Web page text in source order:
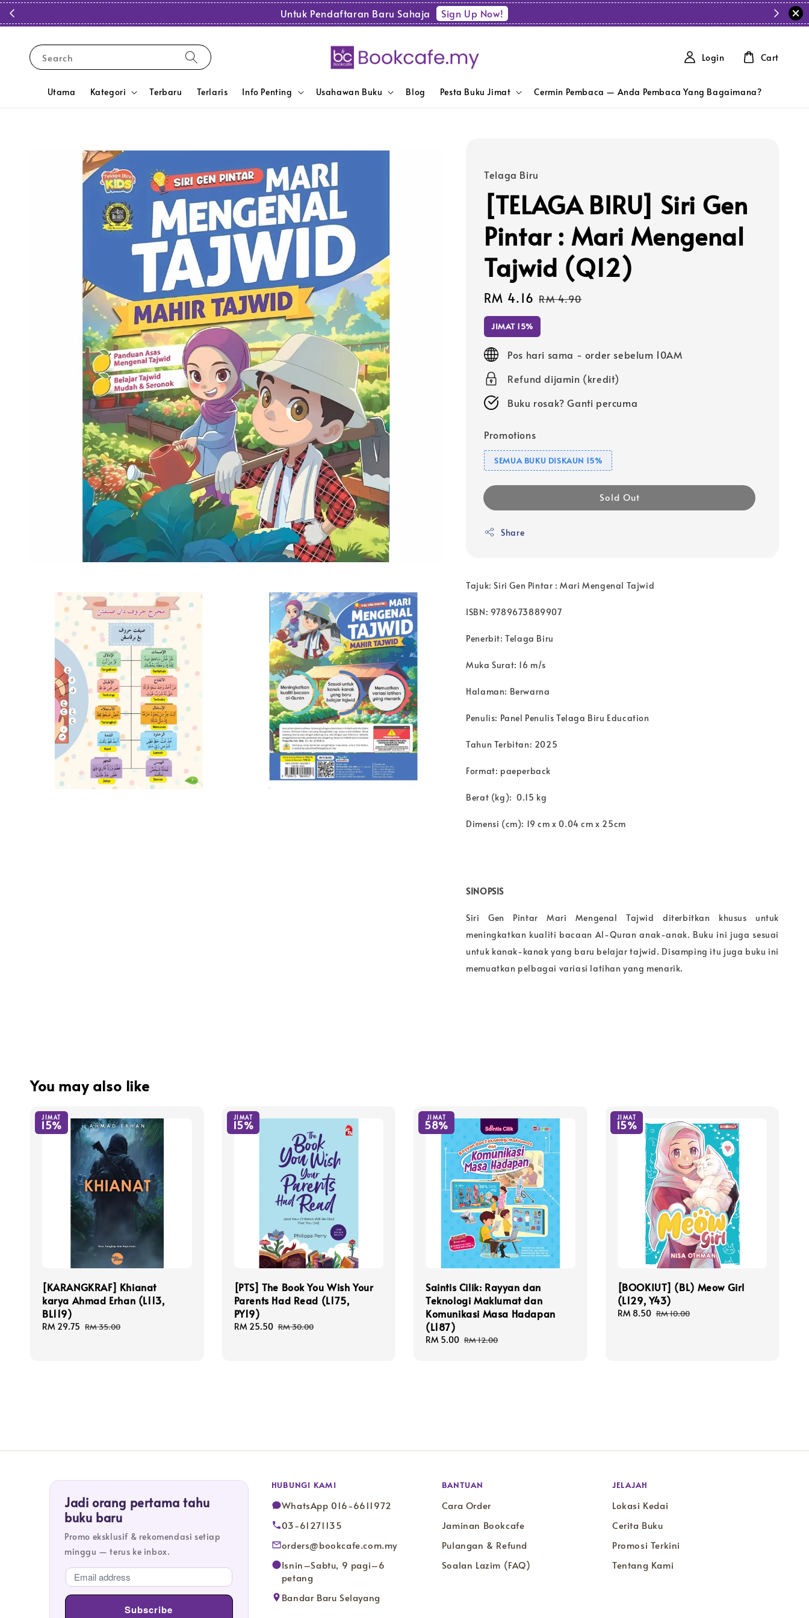
Untuk Pendaftaran Baru Sahaja Sign Up Now!
Search
Utama Kategori Terbaru Terlaris Info Penting Usahawan Buku Blog Pesta Buku Jimat Cermin Pembaca — Anda Pembaca Yang Bagaimana?
Login Cart
Telaga Biru
[TELAGA BIRU] Siri Gen
Pintar : Mari Mengenal
Tajwid (Q12)
Sale
price
RM 4.16 Regular
price
RM 4.90
JIMAT 15%
Pos hari sama - order sebelum 10AM
Refund dijamin (kredit)
Buku rosak? Ganti percuma
Promotions
SEMUA BUKU DISKAUN 15%
Sold Out
Share
Tajuk: Siri Gen Pintar : Mari Mengenal Tajwid
ISBN: 9789673889907
Penerbit: Telaga Biru
Muka Surat: 16 m/s
Halaman: Berwarna
Penulis: Panel Penulis Telaga Biru Education
Tahun Terbitan: 2025
Format: paeperback
Berat (kg): 0.15 kg
Dimensi (cm): 19 cm x 0.04 cm x 25cm
SINOPSIS
Siri Gen Pintar Mari Mengenal Tajwid diterbitkan khusus untuk
meningkatkan kualiti bacaan Al-Quran anak-anak. Buku ini juga sesuai
untuk kanak-kanak yang baru belajar tajwid. Disamping itu juga buku ini
memuatkan pelbagai variasi latihan yang menarik.
You may also like
JIMAT
15%
[KARANGKRAF] Khianat
karya Ahmad Erhan (L113,
BL119)
Sale
RM 29.75 Regular
RM 35.00
JIMAT
15%
[PTS] The Book You Wish Your
Parents Had Read (L175,
PY19)
Sale
RM 25.50 Regular
RM 30.00
JIMAT
58%
Saintis Cilik: Rayyan dan
Teknologi Maklumat dan
Komunikasi Masa Hadapan
(L187)
Sale
RM 5.00 Regular
RM 12.00
JIMAT
15%
[BOOKIUT] (BL) Meow Girl
(L129, Y43)
Sale
RM 8.50 Regular
RM 10.00
Jadi orang pertama tahu
buku baru
Promo eksklusif & rekomendasi setiap
minggu — terus ke inbox.
HUBUNGI KAMI
WhatsApp 016-6611972
03-61271135
orders@bookcafe.com.my
Isnin–Sabtu, 9 pagi–6
petang
Bandar Baru Selayang
BANTUAN
Cara Order
Jaminan Bookcafe
Pulangan & Refund
Soalan Lazim (FAQ)
JELAJAH
Lokasi Kedai
Cerita Buku
Promosi Terkini
Tentang Kami